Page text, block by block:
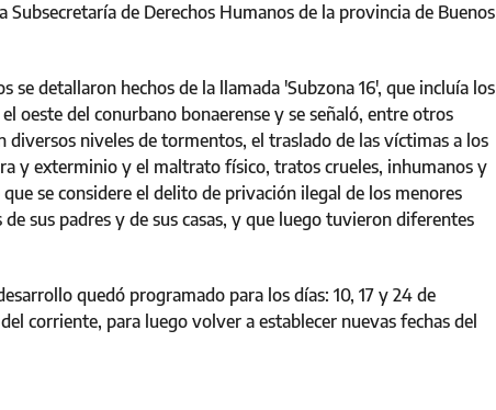
Subsecretaría de Derechos Humanos de la provincia de Buenos
se detallaron hechos de la llamada 'Subzona 16', que incluía los
oeste del conurbano bonaerense y se señaló, entre otros
diversos niveles de tormentos, el traslado de las víctimas a los
y exterminio y el maltrato físico, tratos crueles, inhumanos y
se considere el delito de privación ilegal de los menores
sus padres y de sus casas, y que luego tuvieron diferentes
quedó programado para los días: 10, 17 y 24 de
corriente, para luego volver a establecer nuevas fechas del